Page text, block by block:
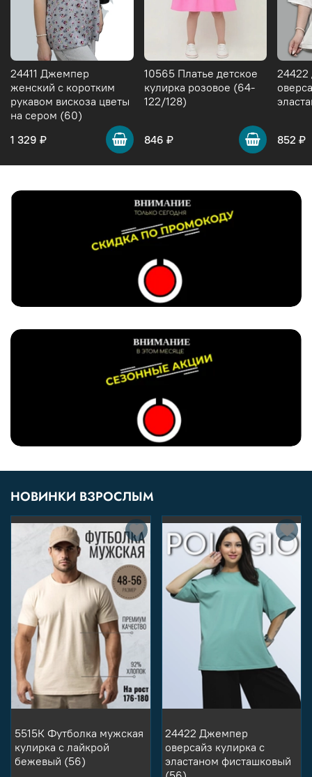
24411 Джемпер
женский с коротким
рукавом вискоза цветы
на сером (60)
1 329 ₽
10565 Платье детское
кулирка розовое (64-
122/128)
846 ₽ 852 ₽
НОВИНКИ ВЗРОСЛЫМ
5515К Футболка мужская
кулирка с лайкрой
бежевый (56)
24422 Джемпер
оверсайз кулирка с
эластаном фисташковый